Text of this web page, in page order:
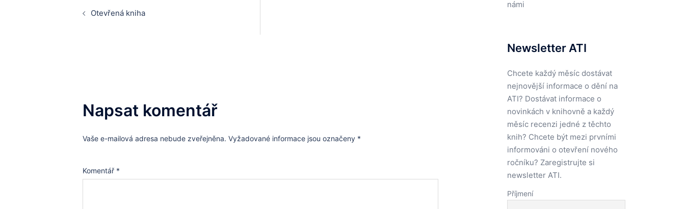
Otevřená kniha
Napsat komentář
Vaše e-mailová adresa nebude zveřejněna. Vyžadované informace jsou označeny *
Komentář *
námi
Newsletter ATI
Chcete každý měsíc dostávat
nejnovější informace o dění na
ATI? Dostávat informace o
novinkách v knihovně a každý
měsíc recenzi jedné z těchto
knih? Chcete být mezi prvními
informováni o otevření nového
ročníku? Zaregistrujte si
newsletter ATI.
Příjmení